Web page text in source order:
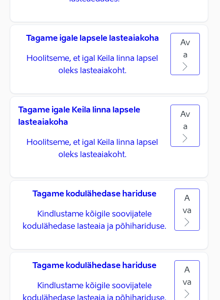
Tagame igale lapsele lasteaiakoha
Hoolitseme, et igal Keila linna lapsel
oleks lasteaiakoht.
Av
a
Tagame igale Keila linna lapsele
lasteaiakoha
Hoolitseme, et igal Keila linna lapsel
oleks lasteaiakoht.
Av
a
Tagame kodulähedase hariduse
Kindlustame kõigile soovijatele
kodulähedase lasteaia ja põhihariduse.
A
va
Tagame kodulähedase hariduse
Kindlustame kõigile soovijatele
A
va